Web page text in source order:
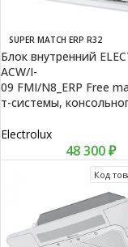
SUPER MATCH ERP R32
Блок внутренний
ACW/I-
09 FMI/N8_ERP Free
т-системы,
Electrolux
48 300₽
Код